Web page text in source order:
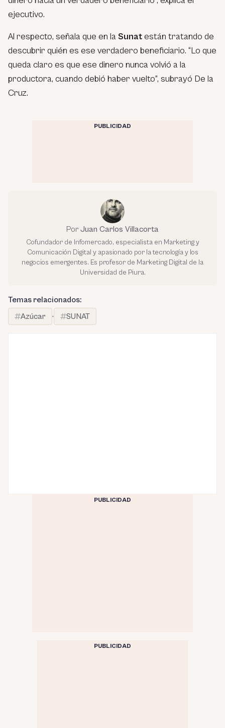
ejecutivo.
Al respecto, señala que en la Sunatestán tratando de
descubrir quién es ese verdadero beneficiario. “Lo que
queda claro es que ese dinero nunca volvió a la
productora, cuando debió haber vuelto”, subrayó De la
Cruz.
PUBLICIDAD
Por Juan Carlos Villacorta
Cofundador de Infomercado, especialista en Marketing y
Comunicación Digital y apasionado por la tecnología y los
negocios emergentes. Es profesor de Marketing Digital de la
Universidad de Piura.
Temas relacionados:
Azúcar
· SUNAT
PUBLICIDAD
PUBLICIDAD